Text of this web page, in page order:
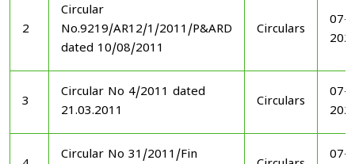
2
Circular
No.9219/AR12/1/2011/P&ARD
dated 10/08/2011
Circulars
07-
3
Circular No 4/2011 dated
21.03.2011
Circulars
07-
Circular No 31/2011/Fin
07-